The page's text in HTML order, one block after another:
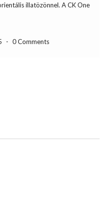
illatözönnel. A CK One
- 0 Comments